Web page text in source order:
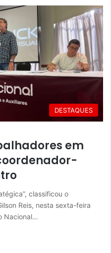
DESTAQUES
em
classificou o
Reis, nesta sexta-feira
Nacional…